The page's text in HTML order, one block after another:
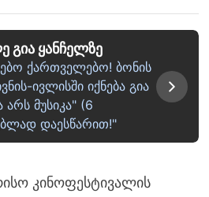
გია ყანჩელზე
ქართველებო! ბონის
ივლისში იქნება გია
მუსიკა" (6
დაესწარით!"
კინოფესტივალის